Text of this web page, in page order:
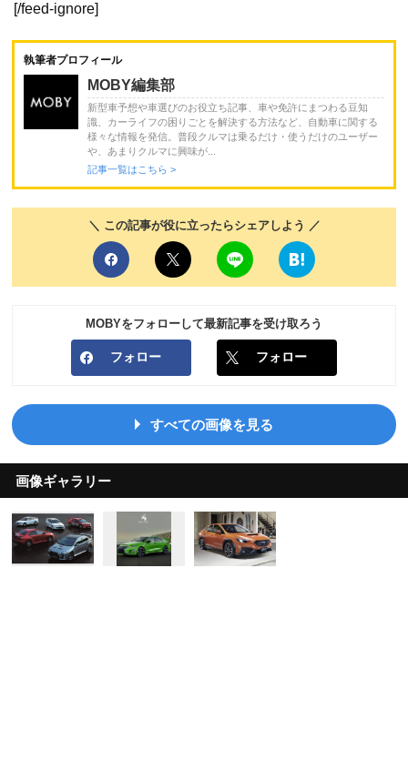
[/feed-ignore]
執筆者プロフィール
MOBY編集部
新型車予想や車選びのお役立ち記事、車や免許にまつわる豆知
識、カーライフの困りごとを解決する方法など、自動車に関する
様々な情報を発信。普段クルマは乗るだけ・使うだけのユーザー
や、あまりクルマに興味が...
記事一覧はこちら >
＼ この記事が役に立ったらシェアしよう ／
MOBYをフォローして最新記事を受け取ろう
フォロー フォロー
すべての画像を見る
画像ギャラリー